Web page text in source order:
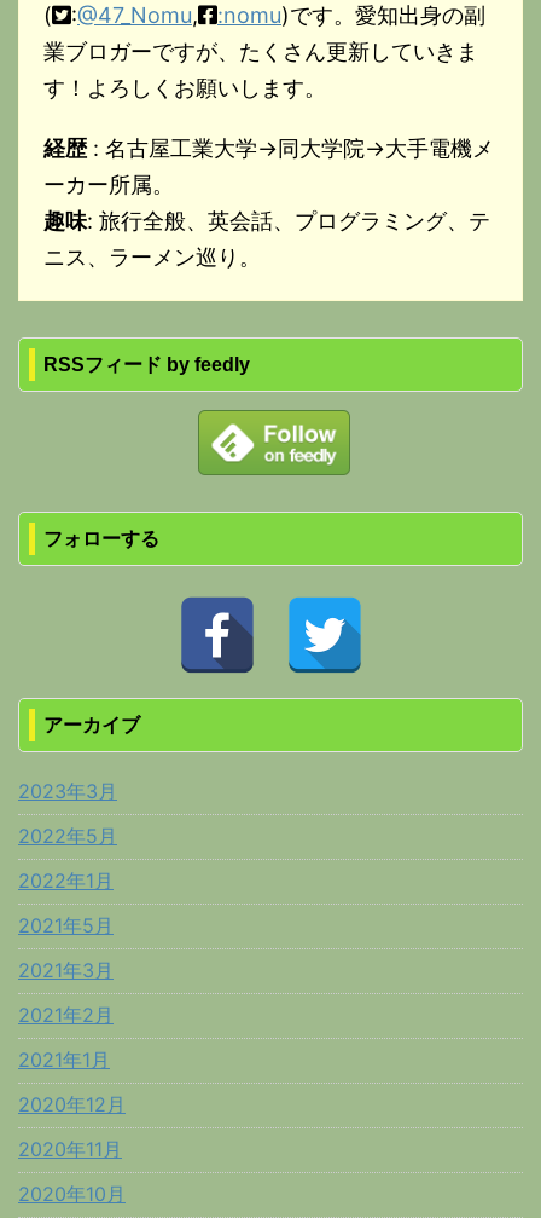
( :@47_Nomu, :nomu)です。愛知出身の副
業ブロガーですが、たくさん更新していきま
す！よろしくお願いします。
経歴 : 名古屋工業大学→同大学院→大手電機メ
ーカー所属。
趣味: 旅行全般、英会話、プログラミング、テ
ニス、ラーメン巡り。
RSSフィード by feedly
フォローする
アーカイブ
2023年3月
2022年5月
2022年1月
2021年5月
2021年3月
2021年2月
2021年1月
2020年12月
2020年11月
2020年10月